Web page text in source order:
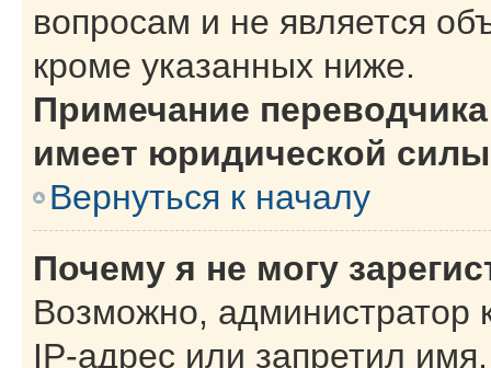
вопросам и не является
кроме указанных ниже.
Примечание
имеет юридической
Вернуться к началу
Почему я не могу
Возможно, администратор
IP-адрес или запретил